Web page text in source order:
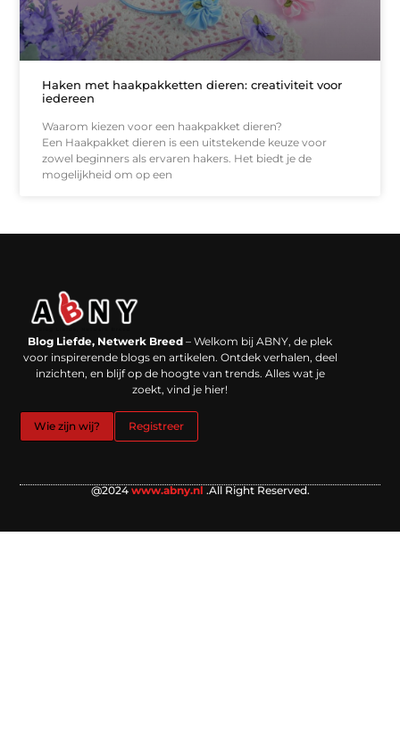
Haken met haakpakketten dieren: creativiteit voor
iedereen
Waarom kiezen voor een haakpakket dieren?
Een Haakpakket dieren is een uitstekende keuze voor
zowel beginners als ervaren hakers. Het biedt je de
mogelijkheid om op een
Blog Liefde, Netwerk Breed – Welkom bij ABNY, de plek
voor inspirerende blogs en artikelen. Ontdek verhalen, deel
inzichten, en blijf op de hoogte van trends. Alles wat je
zoekt, vind je hier!
Wie zijn wij? Registreer
@2024 www.abny.nl .All Right Reserved.